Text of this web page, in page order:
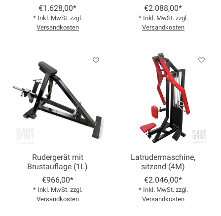
€1.628,00*
* Inkl. MwSt. zzgl.
Versandkosten
€2.088,00*
* Inkl. MwSt. zzgl.
Versandkosten
Rudergerät mit
Brustauflage (1L)
€966,00*
* Inkl. MwSt. zzgl.
Versandkosten
Latrudermaschine,
sitzend (4M)
€2.046,00*
* Inkl. MwSt. zzgl.
Versandkosten